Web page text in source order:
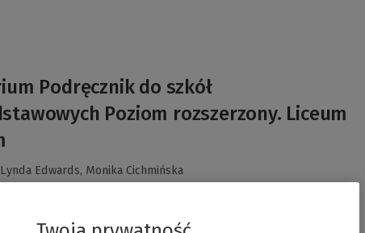
Podręcznik do szkół
Poziom rozszerzony. Liceum
Lynda Edwards, Monika Cichmińska